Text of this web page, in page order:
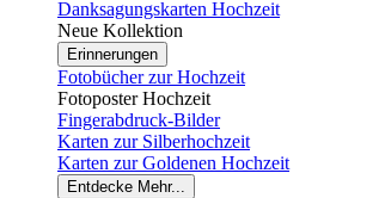
Danksagungskarten Hochzeit
Neue Kollektion
Erinnerungen
Fotobücher zur Hochzeit
Fotoposter Hochzeit
Fingerabdruck-Bilder
Karten zur Silberhochzeit
Karten zur Goldenen Hochzeit
Entdecke Mehr...